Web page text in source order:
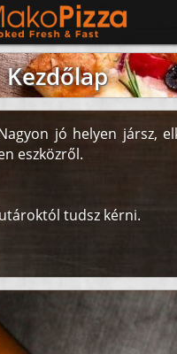
Kezdőlap
jó helyen jársz,
eszközről.
tudsz kérni.